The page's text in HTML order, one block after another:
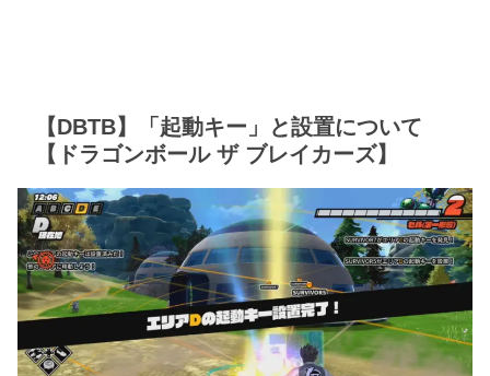
【DBTB】「起動キー」と設置について
【ドラゴンボール ザ ブレイカーズ】